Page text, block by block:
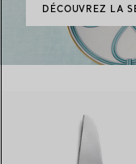
DÉCOUVREZ LA